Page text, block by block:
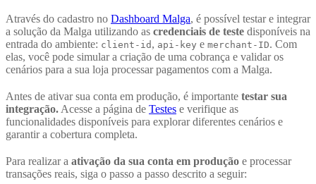
Através do cadastro no Dashboard Malga, é possível testar e integrar
a solução da Malga utilizando as credenciais de teste disponíveis na
entrada do ambiente: client-id , api-key e merchant-ID. Com
elas, você pode simular a criação de uma cobrança e validar os
cenários para a sua loja processar pagamentos com a Malga.
Antes de ativar sua conta em produção, é importante testar sua
integração. Acesse a página de Testes e verifique as
funcionalidades disponíveis para explorar diferentes cenários e
garantir a cobertura completa.
Para realizar a ativação da sua conta em produção e processar
transações reais, siga o passo a passo descrito a seguir: